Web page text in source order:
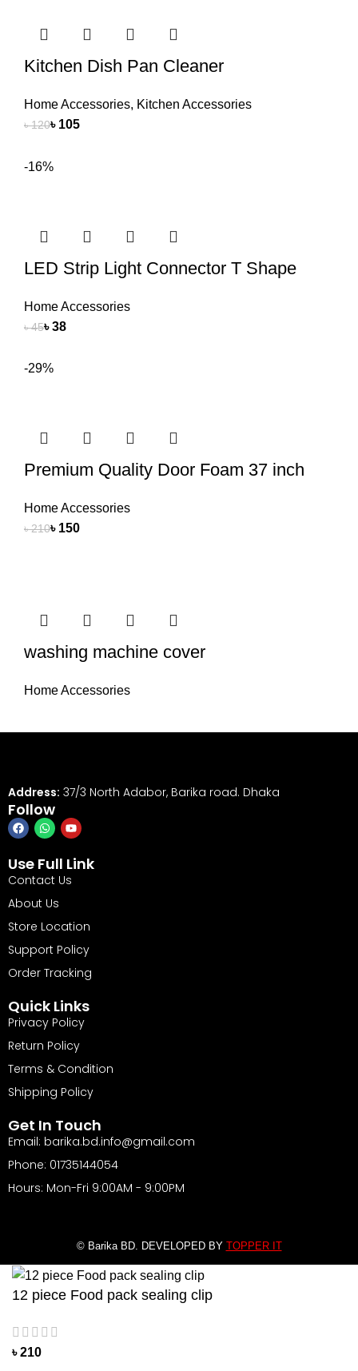
Kitchen Dish Pan Cleaner
Home Accessories, Kitchen Accessories
৳120৳ 105
-16%
LED Strip Light Connector T Shape
Home Accessories
৳45৳38
-29%
Premium Quality Door Foam 37 inch
Home Accessories
৳210৳ 150
washing machine cover
Home Accessories
Address: 37/3 North Adabor, Barika road. Dhaka
Follow
Use Full Link
Contact Us
About Us
Store Location
Support Policy
Order Tracking
Quick Links
Privacy Policy
Return Policy
Terms & Condition
Shipping Policy
Get In Touch
Email: barika.bd.info@gmail.com
Phone: 01735144054
Hours: Mon-Fri 9:00AM - 9:00PM
© Barika BD. DEVELOPED BY TOPPER IT
12 piece Food pack sealing clip